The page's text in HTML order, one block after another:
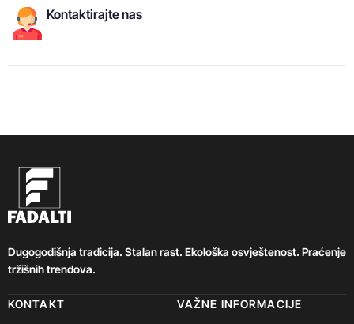
Kontaktirajte nas
Dugogodišnja tradicija. Stalan rast. Ekološka osvještenost. Praćenje
tržišnih trendova.
KONTAKT VAŽNE INFORMACIJE